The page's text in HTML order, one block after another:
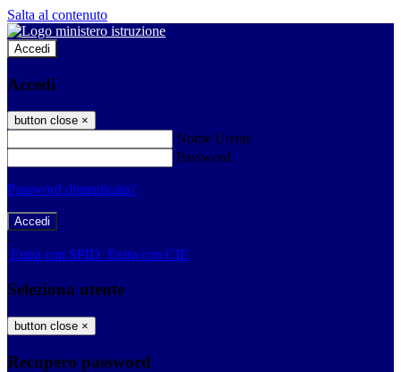
Salta al contenuto
Accedi
Accedi
button close ×
Nome Utente
Password
Password dimenticata?
-
Entra con SPID Entra con CIE
Seleziona utente
button close ×
Recupero password